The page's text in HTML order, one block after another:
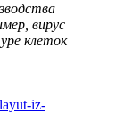
вирус
клеток
iz-